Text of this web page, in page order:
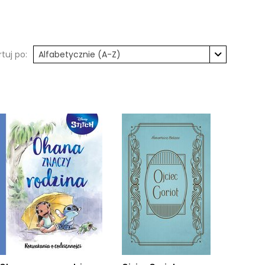
po: Alfabetycznie (A-Z)